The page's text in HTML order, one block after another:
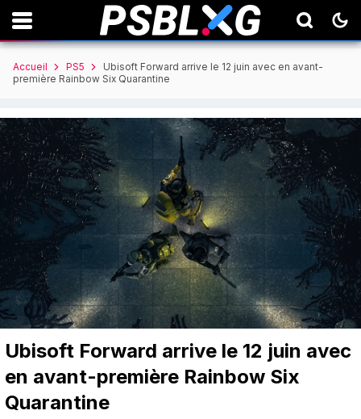
Accueil PS5
Ubisoft Forward arrive le 12 juin avec en avant-
première Rainbow Six Quarantine
Ubisoft Forward arrive le 12 juin avec
en avant-première Rainbow Six
Quarantine